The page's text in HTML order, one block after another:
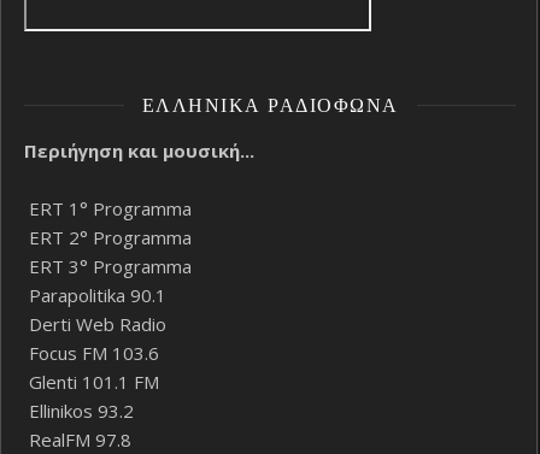
ΕΛΛΗΝΙΚΆ ΡΑΔΙΌΦΩΝΑ
Περιήγηση και μουσική...
ERT 1° Programma
ERT 2° Programma
ERT 3° Programma
Parapolitika 90.1
Derti Web Radio
Focus FM 103.6
Glenti 101.1 FM
Ellinikos 93.2
RealFM 97.8